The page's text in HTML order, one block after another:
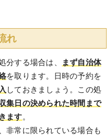
れ
分する場合は、
まず自治体
を取ります。日時の予約を
しておきましょう。この処
集日の決められた時間まで
ます。
非常に限られている場合も